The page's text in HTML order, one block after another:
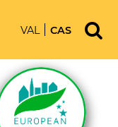
VAL CAS